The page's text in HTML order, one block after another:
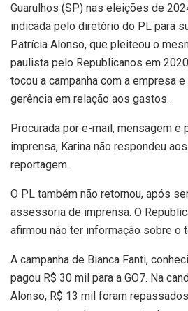
Guarulhos (SP) nas eleições de
indicada pelo diretório do PL para
Patrícia Alonso, que pleiteou o
paulista pelo Republicanos em
tocou a campanha com a empresa
gerência em relação aos gastos.
Procurada por e-mail, mensagem e
imprensa, Karina não respondeu
reportagem.
O PL também não retornou, após
assessoria de imprensa. O
afirmou não ter informação sobre o
A campanha de Bianca Fanti,
pagou R$ 30 mil para a GO7. Na
Alonso, R$ 13 mil foram